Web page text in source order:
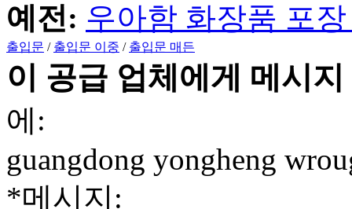
예전: 우아함 화장품 포
출입문 / 출입문 이중 / 출입문 매든
이 공급 업체에게 메시
에:
guangdong yongheng
*메시지: